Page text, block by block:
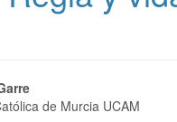
de Murcia UCAM